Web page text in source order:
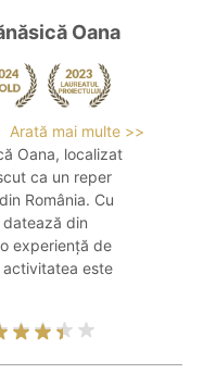
Oana
Arată mai multe >>
Oana, localizat
ca un reper
România. Cu
din
experiență de
este